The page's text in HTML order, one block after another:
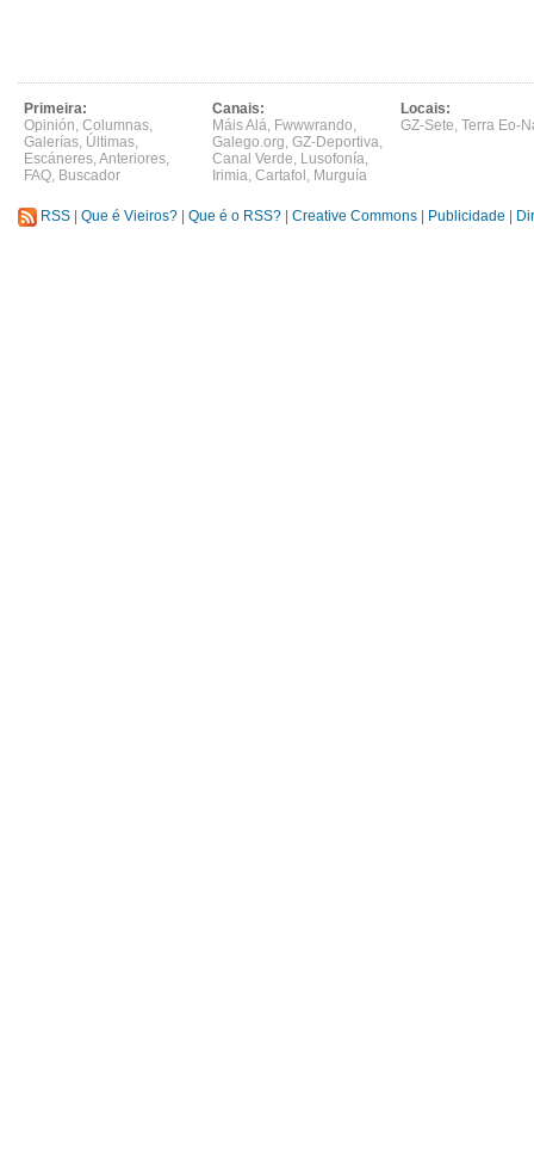
Primeira:
Opinión, Columnas,
Galerías, Últimas,
Escáneres,Anteriores,
FAQ, Buscador
Canais:
Máis Alá, Fwwwrando,
Galego.org, GZ-Deportiva,
Canal Verde, Lusofonía,
Irimia, Cartafol , Murguía
Locais:
GZ-Sete, Terra Eo-
RSS Que é Vieiros? Que é o RSS? Creative Commons Publicidade